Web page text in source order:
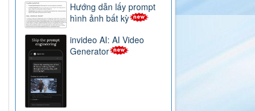
Hướng dẫn lấy prompt
hình ảnh bất kỳ
invideo AI: AI Video
Generator